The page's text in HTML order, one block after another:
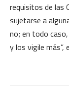
requisitos de las
sujetarse a
no; en todo
y los vigile más”,